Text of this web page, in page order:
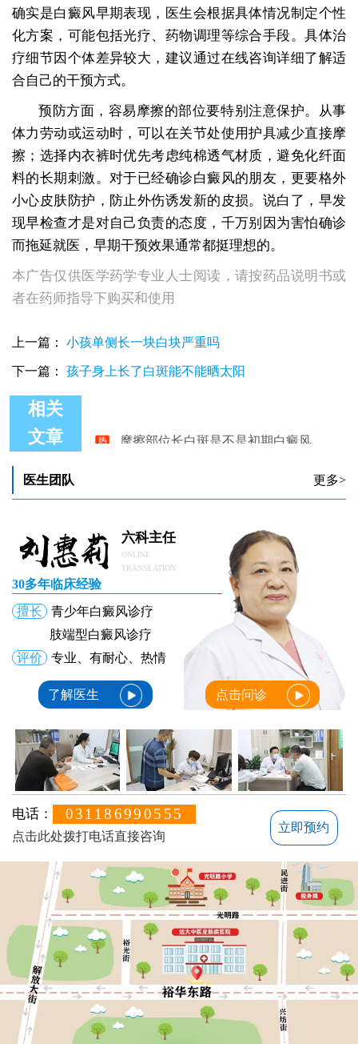
确实是白癜风早期表现，医生会根据具体情况制定个性
化方案，可能包括光疗、药物调理等综合手段。具体治
疗细节因个体差异较大，建议通过在线咨询详细了解适
合自己的干预方式。
预防方面，容易摩擦的部位要特别注意保护。从事
体力劳动或运动时，可以在关节处使用护具减少直接摩
擦；选择内衣裤时优先考虑纯棉透气材质，避免化纤面
料的长期刺激。对于已经确诊白癜风的朋友，更要格外
小心皮肤防护，防止外伤诱发新的皮损。说白了，早发
现早检查才是对自己负责的态度，千万别因为害怕确诊
而拖延就医，早期干预效果通常都挺理想的。
本广告仅供医学药学专业人士阅读，请按药品说明书或
者在药师指导下购买和使用
上一篇： 小孩单侧长一块白块严重吗
下一篇： 孩子身上长了白斑能不能晒太阳
相关
文章
医生团队 更多>
六科主任
ONLINE
TRANSLATION
30多年临床经验
擅长
青少年白癜风诊疗
肢端型白癜风诊疗
评价
专业、有耐心、热情
了解医生 点击问诊
电话： 031186990555
点击此处拨打电话直接咨询
立即预约
方便说下您的白癜风症状？